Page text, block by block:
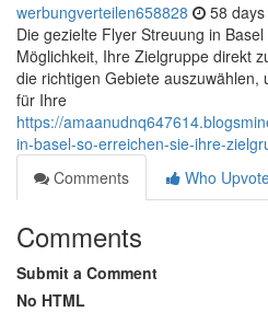
werbungverteilen658828 58
Die gezielte Flyer Streuung in
Möglichkeit, Ihre Zielgruppe direkt
die richtigen Gebiete auszuwählen,
für Ihre
https://
in-basel-so-erreichen-sie-ihre-
Comments
Who
Comments
Submit a Comment
No HTML